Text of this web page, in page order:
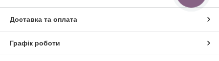
Доставка та оплата
Графік роботи